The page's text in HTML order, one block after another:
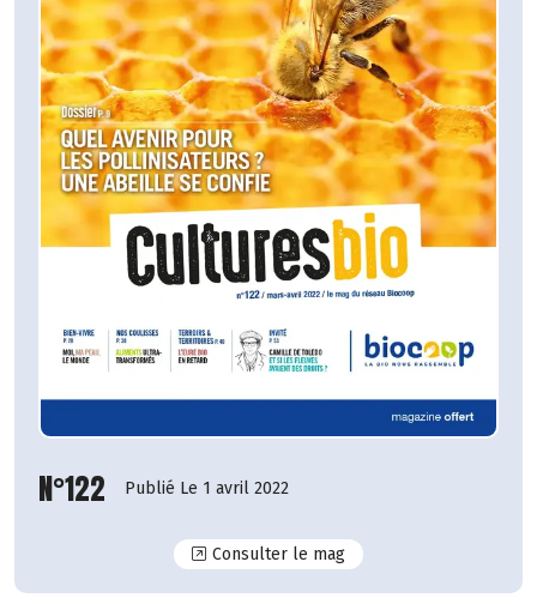
N°122 Publié Le 1 avril 2022
Consulter le magN°122